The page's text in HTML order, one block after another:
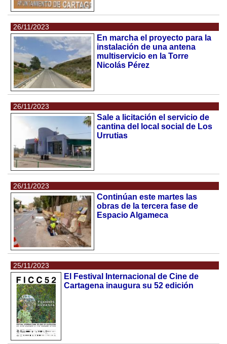
26/11/2023
En marcha el proyecto para la
instalación de una antena
multiservicio en la Torre
Nicolás Pérez
26/11/2023
Sale a licitación el servicio de
cantina del local social de Los
Urrutias
26/11/2023
Continúan este martes las
obras de la tercera fase de
Espacio Algameca
25/11/2023
El Festival Internacional de Cine de
Cartagena inaugura su 52 edición